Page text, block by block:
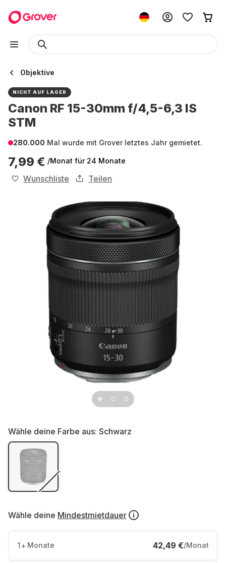
Objektive
NICHT AUF LAGER
Canon RF 15-30mm f/4,5-6,3 IS
STM
280.000 Mal wurde mit Grover letztes Jahr gemietet.
7,99 € /Monat für 24 Monate
Wunschliste Teilen
Wähle deine Farbe aus: Schwarz
Wähle deine Mindestmietdauer
1+ Monate 42,49 €/Monat